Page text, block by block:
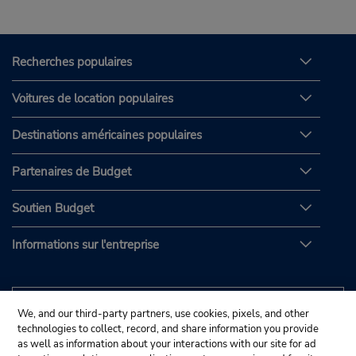
Recherches populaires
Voitures de location populaires
Destinations américaines populaires
Partenaires de Budget
Soutien Budget
Informations sur l'entreprise
We, and our third-party partners, use cookies, pixels, and other
technologies to collect, record, and share information you provide
as well as information about your interactions with our site for ad